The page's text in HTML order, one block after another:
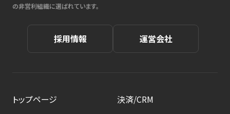
の非営利組織に選ばれています。
採用情報 運営会社
トップページ
決済/CRM